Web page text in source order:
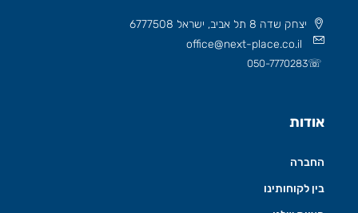
יצחק שדה 8 תל אביב, ישראל 6777508
office@next-place.co.il
☏
050-7770283
אודות
החברה
בין לקוחותינו